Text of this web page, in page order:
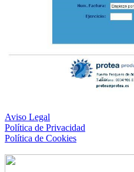
Aviso Legal
Política de Privacidad
Política de Cookies